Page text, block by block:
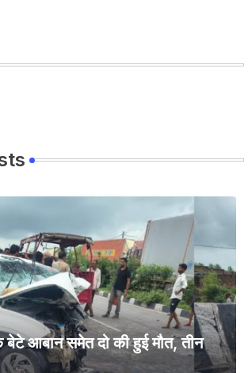
आबान समेत दो की हुई मौत, तीन